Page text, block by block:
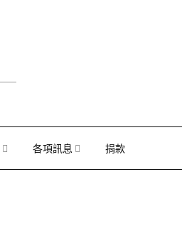
各項訊息 捐款